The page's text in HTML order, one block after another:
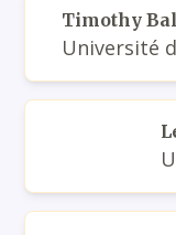
Timothy
Université